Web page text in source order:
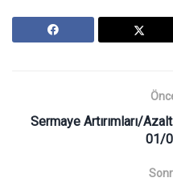
Sermaye Artırımları/
01/